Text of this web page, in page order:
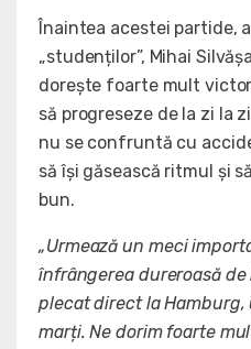
Înaintea acestei partide,
„studenților”, Mihai
dorește foarte mult
să progreseze de la zi la
nu se confruntă cu
să își găsească ritmul și
bun.
„Urmează un meci
înfrângerea dureroasă de
plecat direct la Hamburg,
marți. Ne dorim foarte